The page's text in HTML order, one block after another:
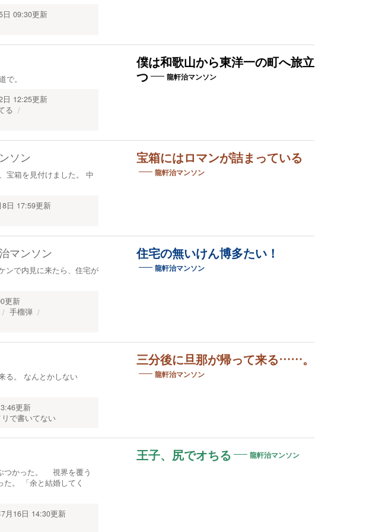
日 09:30更新
。
日 12:25更新
る
僕は和歌山から東洋一の町へ旅立
つ
龍軒治マンソン
ソン
宝箱を見付けました。 中
8日 17:59更新
宝箱にはロマンが詰まっている
龍軒治マンソン
マンソン
ンで内見に来たら、住宅が
更新
手榴弾
住宅の無いけん博多たい！
龍軒治マンソン
る。 なんとかしない
更新
で書いてない
三分後に旦那が帰って来る……。
龍軒治マンソン
つかった。 視界を覆う
。 「余と結婚してく
月16日 14:30更新
王子、尻でオちる 龍軒治マンソン